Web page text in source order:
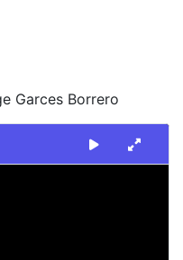
Garces Borrero